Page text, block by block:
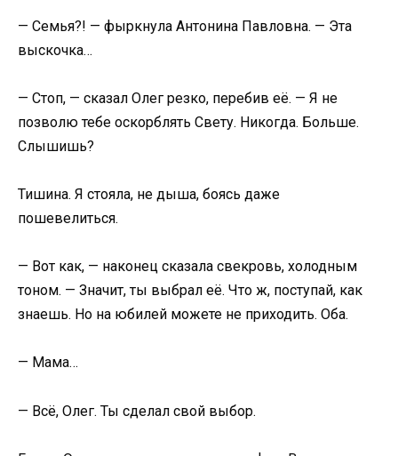
— Семья?! — фыркнула Антонина Павловна. — Эта
выскочка…
— Стоп, — сказал Олег резко, перебив её. — Я не
позволю тебе оскорблять Свету. Никогда. Больше.
Слышишь?
Тишина. Я стояла, не дыша, боясь даже
пошевелиться.
— Вот как, — наконец сказала свекровь, холодным
тоном. — Значит, ты выбрал её. Что ж, поступай, как
знаешь. Но на юбилей можете не приходить. Оба.
— Мама…
— Всё, Олег. Ты сделал свой выбор.